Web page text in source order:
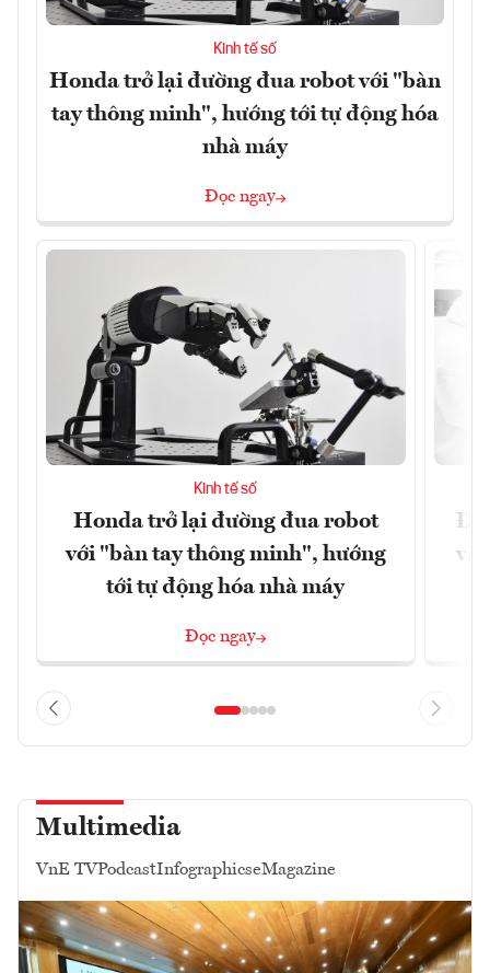
Kinh tế số
Honda trở lại đường đua robot với "bàn
tay thông minh", hướng tới tự động hóa
nhà máy
Đọc ngay
Kinh tế số
Honda trở lại đường đua robot
với "bàn tay thông minh", hướng
tới tự động hóa nhà máy
Đọc ngay
Multimedia
VnE TVPodcastInfographicseMagazine